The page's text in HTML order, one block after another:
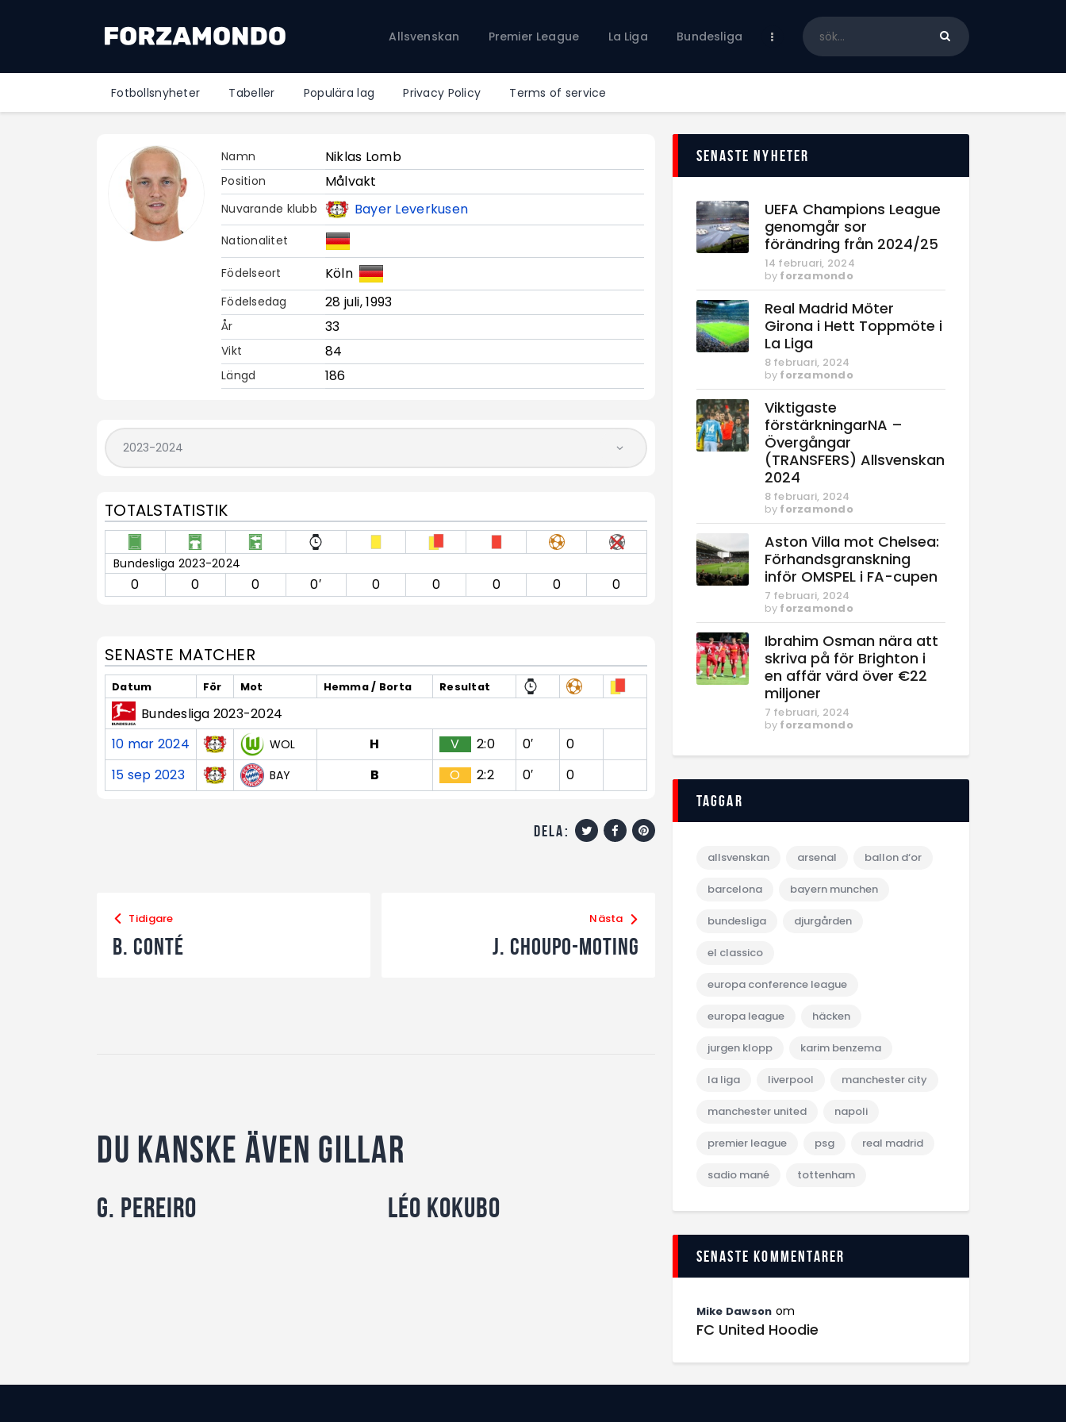
Allsvenskan Premier League La Liga Bundesliga
Fotbollsnyheter Tabeller Populära lag Privacy Policy Terms of service
Premier League
La Liga
Bundesliga
Ligue 1
Namn Niklas Lomb
Position Målvakt
Nuvarande klubb Bayer Leverkusen
Nationalitet
Födelseort Köln
Födelsedag 28 juli, 1993
År 33
Vikt 84
Längd 186
TOTALSTATISTIK
Bundesliga 2023-2024
0 0 0 0′ 0 0 0 0 0
SENASTE MATCHER
Datum För Mot Hemma / Borta Resultat
Bundesliga 2023-2024
10 mar 2024
WOL H V 2:0 0′
0
15 sep 2023
BAY B O 2:2 0′ 0
dela:
Tidigare
B. Conté
Nästa
J. Choupo-Moting
Du kanske även gillar
G. Pereiro Léo Kokubo
Senaste nyheter
UEFA Champions League
genomgår sor
förändring från 2024/25
14 februari, 2024
by forzamondo
Real Madrid Möter
Girona i Hett Toppmöte i
La Liga
8 februari, 2024
by forzamondo
Viktigaste
förstärkningarNA –
Övergångar
(TRANSFERS) Allsvenskan
2024
8 februari, 2024
by forzamondo
Aston Villa mot Chelsea:
Förhandsgranskning
inför OMSPEL i FA-cupen
7 februari, 2024
by forzamondo
Ibrahim Osman nära att
skriva på för Brighton i
en affär värd över €22
miljoner
7 februari, 2024
by forzamondo
Taggar
allsvenskan arsenal ballon d‘or
barcelona bayern munchen
bundesliga djurgården
el classico
europa conference league
europa league häcken
jurgen klopp karim benzema
la liga liverpool manchester city
manchester united napoli
premier league psg real madrid
sadio mané tottenham
Senaste kommentarer
Mike Dawson om
FC United Hoodie